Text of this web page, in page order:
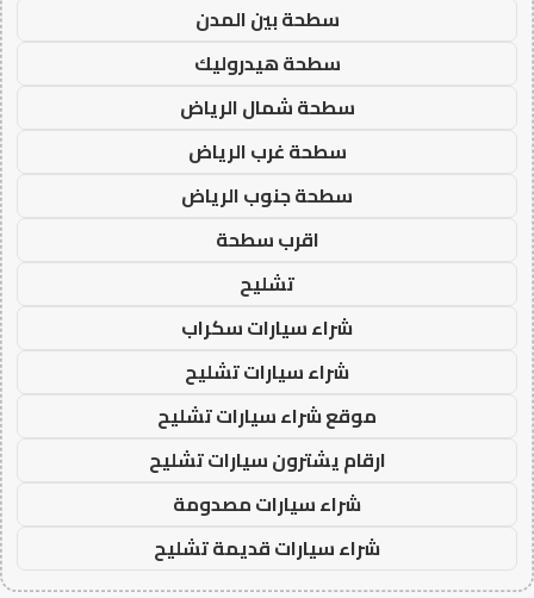
سطحة بين المدن
سطحة هيدروليك
سطحة شمال الرياض
سطحة غرب الرياض
سطحة جنوب الرياض
اقرب سطحة
تشليح
شراء سيارات سكراب
شراء سيارات تشليح
موقع شراء سيارات تشليح
ارقام يشترون سيارات تشليح
شراء سيارات مصدومة
شراء سيارات قديمة تشليح